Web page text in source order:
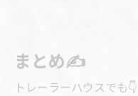
まとめ✍️
トレーラーハウスでも👇